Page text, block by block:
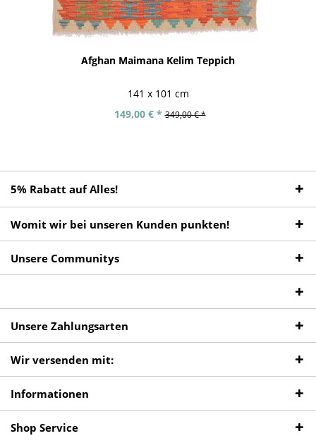
Afghan Maimana Kelim Teppich
141 x 101 cm
149,00 € * 349,00 € *
5% Rabatt auf Alles!
Womit wir bei unseren Kunden punkten!
Unsere Communitys
Unsere Zahlungsarten
Wir versenden mit:
Informationen
Shop Service